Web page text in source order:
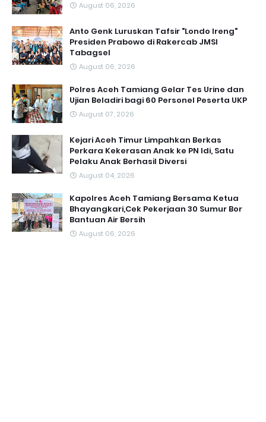
August 06, 2026
Anto Genk Luruskan Tafsir "Londo Ireng"
Presiden Prabowo di Rakercab JMSI
Tabagsel
August 06, 2026
Polres Aceh Tamiang Gelar Tes Urine dan
Ujian Beladiri bagi 60 Personel Peserta UKP
August 07, 2026
Kejari Aceh Timur Limpahkan Berkas
Perkara Kekerasan Anak ke PN Idi, Satu
Pelaku Anak Berhasil Diversi
August 04, 2026
Kapolres Aceh Tamiang Bersama Ketua
Bhayangkari,Cek Pekerjaan 30 Sumur Bor
Bantuan Air Bersih
August 06, 2026